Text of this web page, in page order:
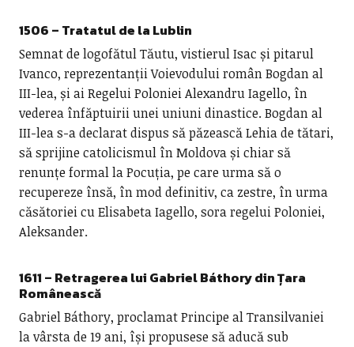
1506 – Tratatul de la Lublin
Semnat de logofătul Tăutu, vistierul Isac și pitarul
Ivanco, reprezentanții Voievodului român Bogdan al
III-lea, și ai Regelui Poloniei Alexandru Iagello, în
vederea înfăptuirii unei uniuni dinastice. Bogdan al
III-lea s-a declarat dispus să păzească Lehia de tătari,
să sprijine catolicismul în Moldova și chiar să
renunțe formal la Pocuția, pe care urma să o
recupereze însă, în mod definitiv, ca zestre, în urma
căsătoriei cu Elisabeta Iagello, sora regelui Poloniei,
Aleksander.
1611 – Retragerea lui Gabriel Báthory din Țara
Românească
Gabriel Báthory, proclamat Principe al Transilvaniei
la vârsta de 19 ani, își propusese să aducă sub